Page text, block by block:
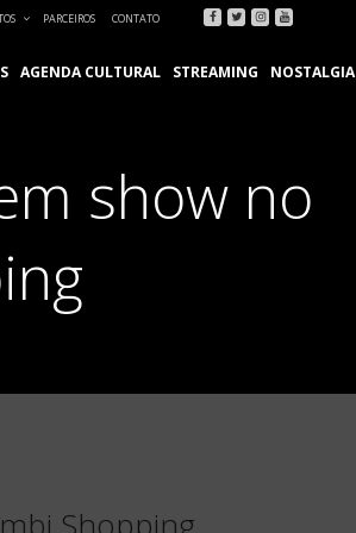
PARCEIROS CONTATO Facebook
Twitter
Instagram
Youtube
AGENDA CULTURAL STREAMING NOSTALGIA
show no
Shopping